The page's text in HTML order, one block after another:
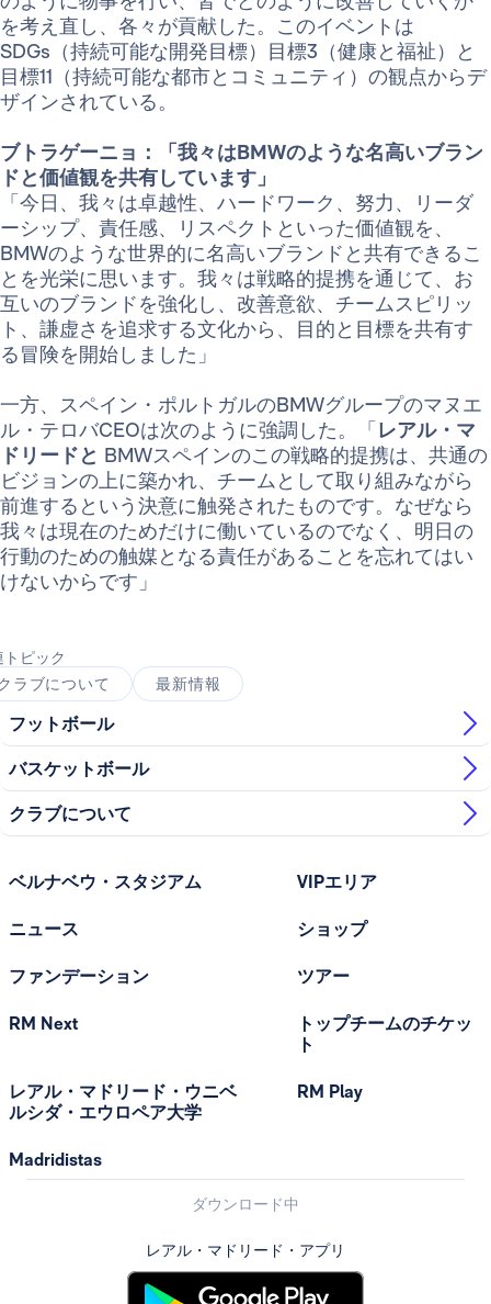
を考え直し、各々が貢献した。このイベントは
SDGs（持続可能な開発目標）目標3（健康と福祉）と
目標11（持続可能な都市とコミュニティ）の観点からデ
ザインされている。
ブトラゲーニョ：「我々はBMWのような名高いブラン
ドと価値観を共有しています」
「今日、我々は卓越性、ハードワーク、努力、リーダ
ーシップ、責任感、リスペクトといった価値観を、
BMWのような世界的に名高いブランドと共有できるこ
とを光栄に思います。我々は戦略的提携を通じて、お
互いのブランドを強化し、改善意欲、チームスピリッ
ト、謙虚さを追求する文化から、目的と目標を共有す
る冒険を開始しました」
一方、スペイン・ポルトガルのBMWグループのマヌエ
ル・テロバCEOは次のように強調した。「 レアル・マ
ドリードと BMWスペインのこの戦略的提携は、共通の
ビジョンの上に築かれ、チームとして取り組みながら
前進するという決意に触発されたものです。なぜなら
我々は現在のためだけに働いているのでなく、明日の
行動のための触媒となる責任があることを忘れてはい
けないからです」
トピック
ラブについて
最新情報
フットボール
バスケットボール
クラブについて
ベルナベウ・スタジアム
ニュース
ファンデーション
RM Next
レアル・マドリード・ウニベ
ルシダ・エウロペア大学
Madridistas
VIPエリア
ショップ
ツアー
トップチームのチケッ
ト
RM Play
ダウンロード中
レアル・マドリード・アプリ